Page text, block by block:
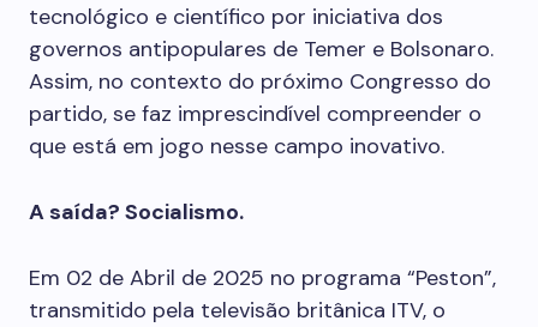
tecnológico e científico por iniciativa dos
governos antipopulares de Temer e Bolsonaro.
Assim, no contexto do próximo Congresso do
partido, se faz imprescindível compreender o
que está em jogo nesse campo inovativo.
A saída? Socialismo.
Em 02 de Abril de 2025 no programa “Peston”,
transmitido pela televisão britânica ITV, o